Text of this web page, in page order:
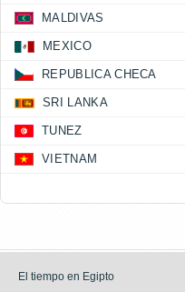
MALDIVAS
MEXICO
REPUBLICA CHECA
SRI LANKA
TUNEZ
VIETNAM
El tiempo en Egipto